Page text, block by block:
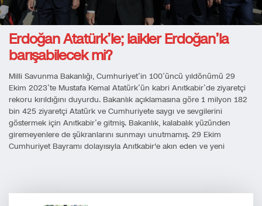
Erdoğan Atatürk’le; laikler Erdoğan’la
barışabilecek mi?
Milli Savunma Bakanlığı, Cumhuriyet’in 100’üncü yıldönümü 29
Ekim 2023’te Mustafa Kemal Atatürk’ün kabri Anıtkabir’de ziyaretçi
rekoru kırıldığını duyurdu. Bakanlık açıklamasına göre 1 milyon 182
bin 425 ziyaretçi Atatürk ve Cumhuriyete saygı ve sevgilerini
göstermek için Anıtkabir’e gitmiş. Bakanlık, kalabalık yüzünden
giremeyenlere de şükranlarını sunmayı unutmamış. 29 Ekim
Cumhuriyet Bayramı dolayısıyla Anıtkabir'e akın eden ve yeni